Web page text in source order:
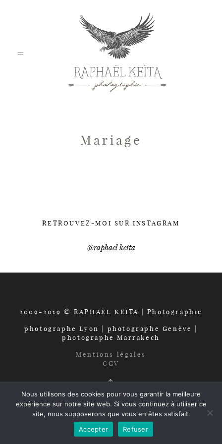
Séance photo
À propos
Mariage
RETROUVEZ-MOI SUR INSTAGRAM
@raphael.keita
2009-2019 © RAPHAËL KEÏTA | Photographie
photographe Lyon | photographe Genève |
photographe Marrakech
Mentions légales
CGV
Nous utilisons des cookies pour vous garantir la meilleure
expérience sur notre site web. Si vous continuez à utiliser ce
site, nous supposerons que vous en êtes satisfait.
Accepter
Refuser